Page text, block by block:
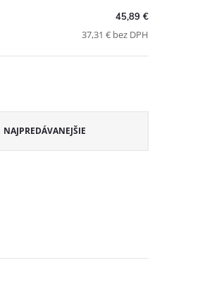
45,89 €
37,31 € bez DPH
NAJPREDÁVANEJŠIE